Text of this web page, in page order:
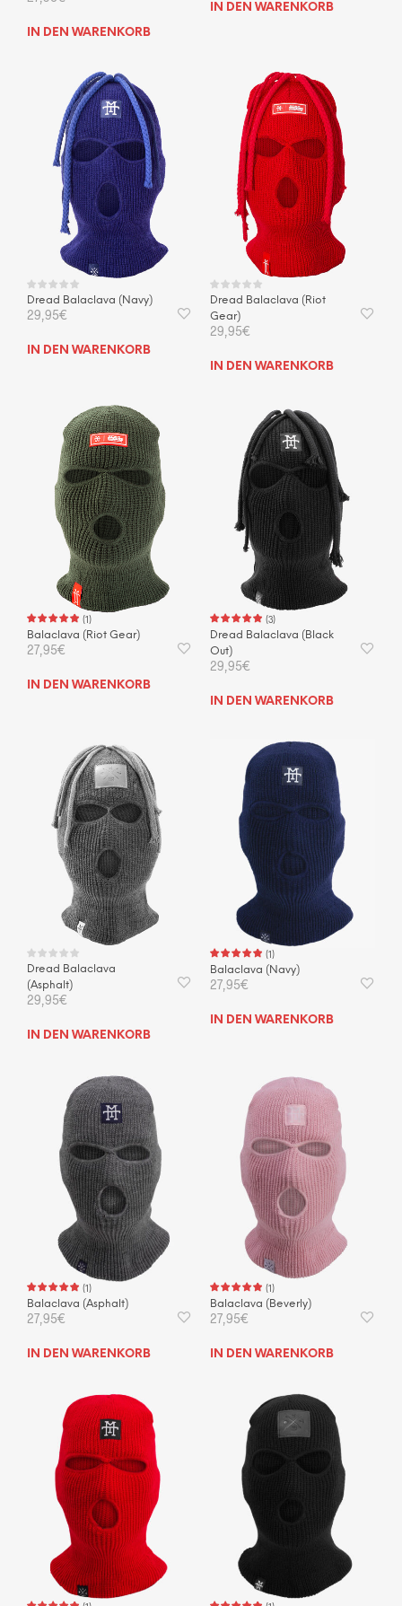
IN DEN WARENKORB
IN DEN WARENKORB
Dread Balaclava (Navy)
29,95€
IN DEN WARENKORB
Dread Balaclava (Riot
Gear)
29,95€
IN DEN WARENKORB
(1)
Balaclava (Riot Gear)
27,95€
IN DEN WARENKORB
(3)
Dread Balaclava (Black
Out)
29,95€
IN DEN WARENKORB
Dread Balaclava
(Asphalt)
29,95€
IN DEN WARENKORB
(1)
Balaclava (Navy)
27,95€
IN DEN WARENKORB
(1)
Balaclava (Asphalt)
27,95€
IN DEN WARENKORB
(1)
Balaclava (Beverly)
27,95€
IN DEN WARENKORB